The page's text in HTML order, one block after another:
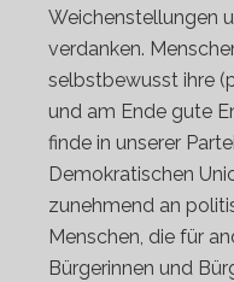
Weichenstellungen
verdanken.
selbstbewusst ihre
und am Ende gute
finde in unserer
Demokratischen
zunehmend an
Menschen, die für
Bürgerinnen und